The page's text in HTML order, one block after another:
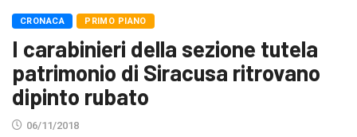
CRONACA PRIMO PIANO
I carabinieri della sezione tutela
patrimonio di Siracusa ritrovano
dipinto rubato
06/11/2018